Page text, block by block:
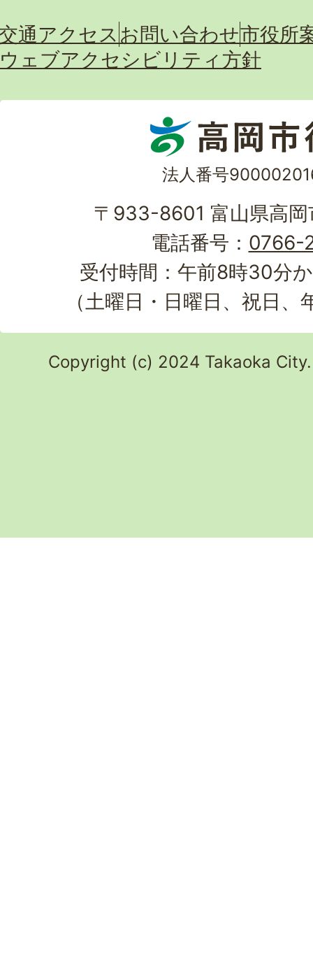
通アクセス お問い合わせ市役所
ウェブアクセシビリティ方針
法人番号
〒933-8601 富山県高
電話番号： 0766-
受付時間：午前8時30分
（土曜日・日曜日、祝日
Copyright (c) 2024 Takaoka